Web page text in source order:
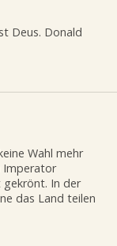
Deus. Donald
Wahl mehr
Imperator
gekrönt. In der
das Land teilen